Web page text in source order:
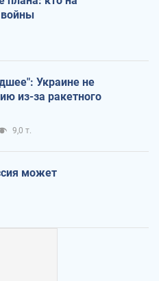
Украине не
из-за ракетного
9,0 т.
может